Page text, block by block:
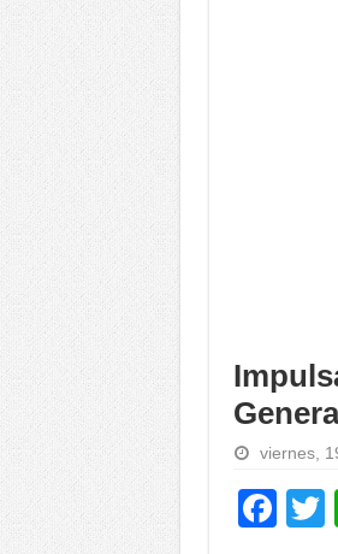
viernes,
F